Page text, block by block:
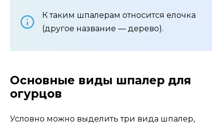
К таким шпалерам относится елочка
(другое название — дерево).
Основные виды шпалер для
огурцов
Условно можно выделить три вида шпалер,